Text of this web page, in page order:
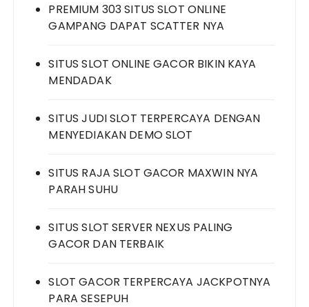
PREMIUM 303 SITUS SLOT ONLINE
GAMPANG DAPAT SCATTER NYA
SITUS SLOT ONLINE GACOR BIKIN KAYA
MENDADAK
SITUS JUDI SLOT TERPERCAYA DENGAN
MENYEDIAKAN DEMO SLOT
SITUS RAJA SLOT GACOR MAXWIN NYA
PARAH SUHU
SITUS SLOT SERVER NEXUS PALING
GACOR DAN TERBAIK
SLOT GACOR TERPERCAYA JACKPOTNYA
PARA SESEPUH